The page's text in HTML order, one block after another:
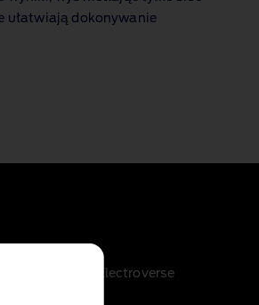
ułatwiają dokonywanie
x Octopus Electroverse